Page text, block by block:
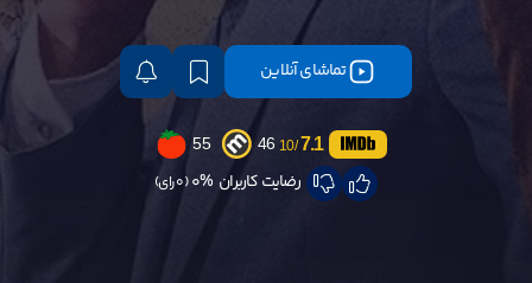
تماشای آنلاین
7.1
/10
46
55
رضایت کاربران 0% (0 رای)